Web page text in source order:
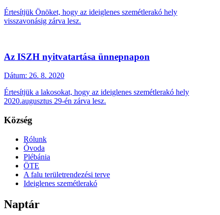
Értesítjük Önöket, hogy az ideiglenes szemétlerakó hely
visszavonásig zárva lesz.
Az ISZH nyitvatartása ünnepnapon
Dátum: 26. 8. 2020
Értesítjük a lakosokat, hogy az ideiglenes szemétlerakó hely
2020.augusztus 29-én zárva lesz.
Község
Rólunk
Óvoda
Plébánia
ÖTE
A falu területrendezési terve
Ideiglenes szemétlerakó
Naptár